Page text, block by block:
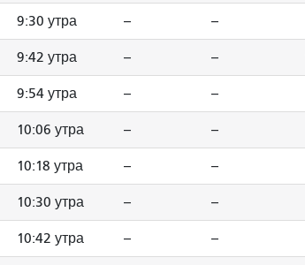
9:30 утра -- --
9:42 утра -- --
9:54 утра -- --
10:06 утра -- --
10:18 утра -- --
10:30 утра -- --
10:42 утра -- --